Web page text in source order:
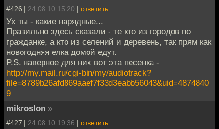
#426 | 24.08.10 15:20 | ответить
Ух ты - какие нарядные...
Правильно здесь сказали - те кто из городов по
гражданке, а кто из селений и деревень, так прям как
новогодняя елка домой едут.
P.S. наверное для них вот эта песенка -
http://my.mail.ru/cgi-bin/my/audiotrack?
file=8789b26afd869aaef7f33d3eabb56043&uid=4874840
9
mikroslon »
#427 | 24.08.10 19:36 | ответить